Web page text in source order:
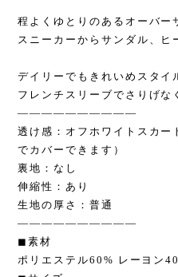
程よくゆとりのあるオーバー
スニーカーからサンダル、
デイリーでもきれいめスタイ
フレンチスリーブでさりげ
——————————
透け感：オフホワイトスカー
でカバーできます）
裏地：なし
伸縮性：あり
生地の厚さ：普通
——————————
◼︎素材
ポリエステル60% レーヨン